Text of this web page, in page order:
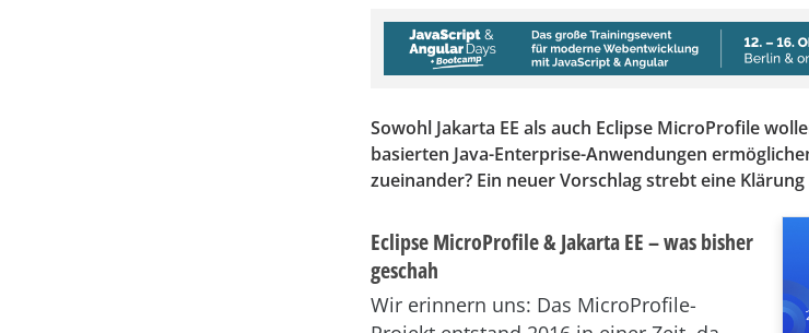
Sowohl Jakarta EE als auch Eclipse MicroProfile
basierten Java-Enterprise-Anwendungen
zueinander? Ein neuer Vorschlag strebt eine Klärung
Eclipse MicroProfile & Jakarta EE – was bisher
geschah
Wir erinnern uns: Das MicroProfile-